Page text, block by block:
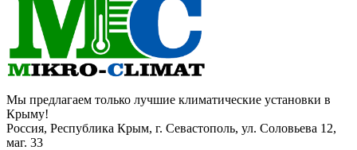
Мы предлагаем только лучшие климатические установки в
Крыму!
Россия, Республика Крым, г. Севастополь, ул. Соловьева 12,
маг. 33